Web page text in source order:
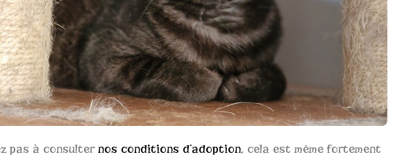
pas à consulternos conditions d’adoption, cela est même fortement